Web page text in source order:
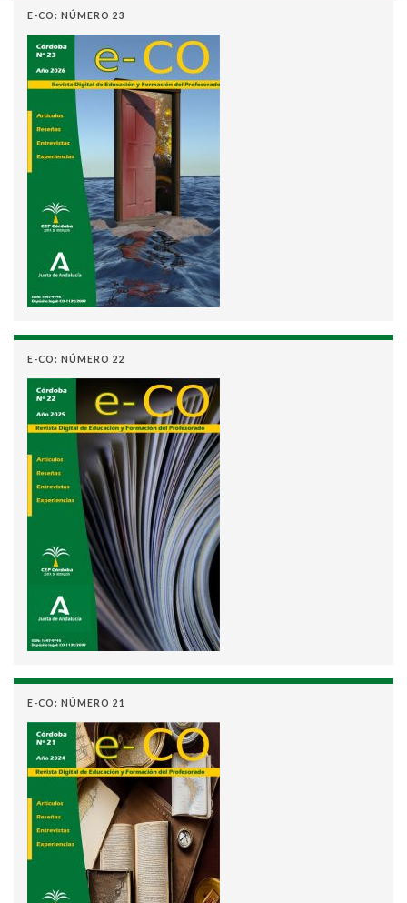
E-CO: NÚMERO 23
E-CO: NÚMERO 22
E-CO: NÚMERO 21